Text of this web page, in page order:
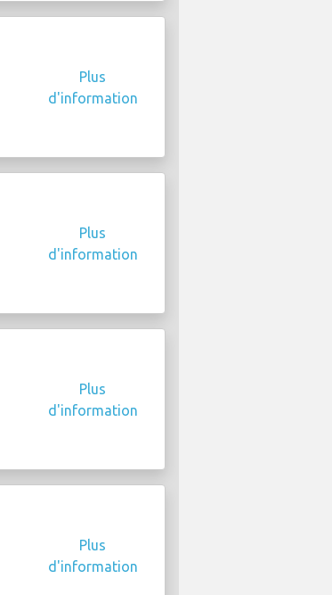
Plus
d'information
Plus
d'information
Plus
d'information
Plus
d'information